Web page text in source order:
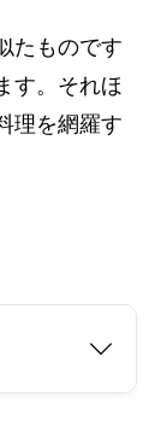
たものです
す。それほ
理を網羅す